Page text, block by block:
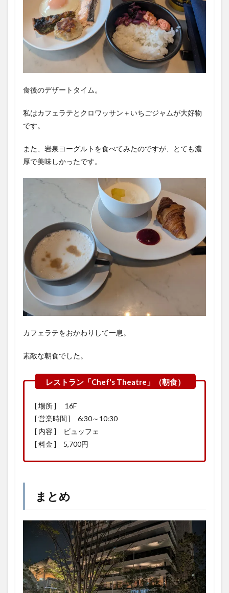
食後のデザートタイム。
私はカフェラテとクロワッサン＋いちごジャムが大好物
です。
また、岩泉ヨーグルトを食べてみたのですが、とても濃
厚で美味しかったです。
カフェラテをおかわりして一息。
素敵な朝食でした。
[ 場所 ] 16F
[ 営業時間 ] 6:30～10:30
[ 内容 ] ビュッフェ
[ 料金 ] 5,700円
まとめ